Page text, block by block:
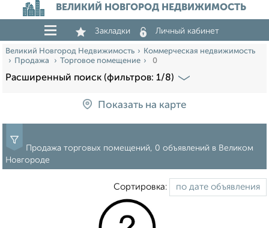
ВЕЛИКИЙ НОВГОРОД НЕДВИЖИМОСТЬ
Закладки Личный кабинет
Великий Новгород Недвижимость
Коммерческая недвижимость
Продажа
Торговое помещение 0
Расширенный поиск (фильтров: 1/8)
Показать на карте
Продажа торговых помещений, 0 объявлений в Великом
Новгороде
Сортировка: